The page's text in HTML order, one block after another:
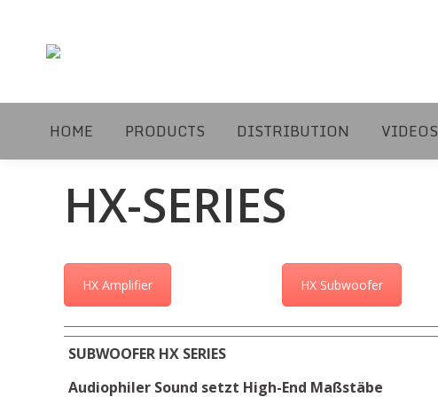
HOME PRODUCTS DISTRIBUTION VIDEOS
HX-SERIES
HX Amplifier HX Subwoofer
SUBWOOFER HX SERIES
Audiophiler Sound setzt High-End Maßstäbe